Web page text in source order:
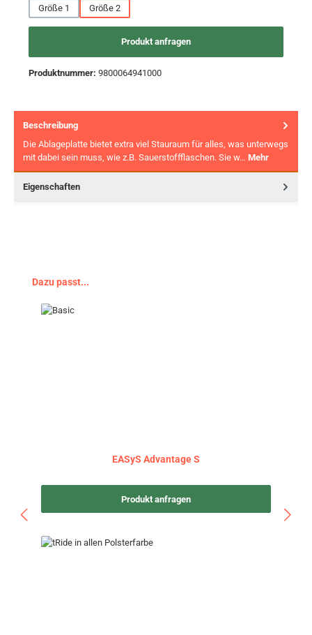
Größe 1
Größe 2
Produkt anfragen
Produktnummer: 9800064941000
Beschreibung
Die Ablageplatte bietet extra viel Stauraum für alles, was unterwegs
mit dabei sein muss, wie z.B. Sauerstoffflaschen. Sie w… Mehr
Eigenschaften
Produktgalerie überspringen
Dazu passt...
EASyS Advantage S
Produkt anfragen